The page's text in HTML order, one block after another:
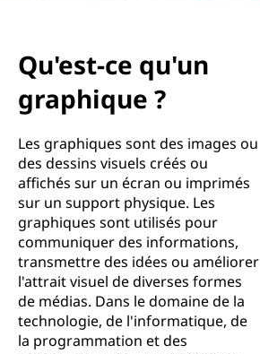
Qu'est-ce qu'un
graphique ?
Les graphiques sont des images ou
des dessins visuels créés ou
affichés sur un écran ou imprimés
sur un support physique. Les
graphiques sont utilisés pour
communiquer des informations,
transmettre des idées ou améliorer
l'attrait visuel de diverses formes
de médias. Dans le domaine de la
technologie, de l'informatique, de
la programmation et des